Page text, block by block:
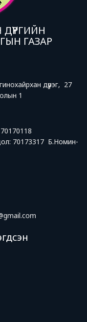
ГАЗАР
дүүрэг, 27
1
70173317 Б.Номин-